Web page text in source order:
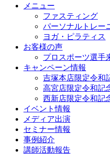
メニュー
ファスティング
パーソナルトレー
ヨガ・ピラティス
お客様の声
プロスポーツ選手
キャンペーン情報
吉塚本店限定令和
高宮店限定令和記
西新店限定令和記
イベント情報
メディア出演
セミナー情報
事例紹介
講師活動報告